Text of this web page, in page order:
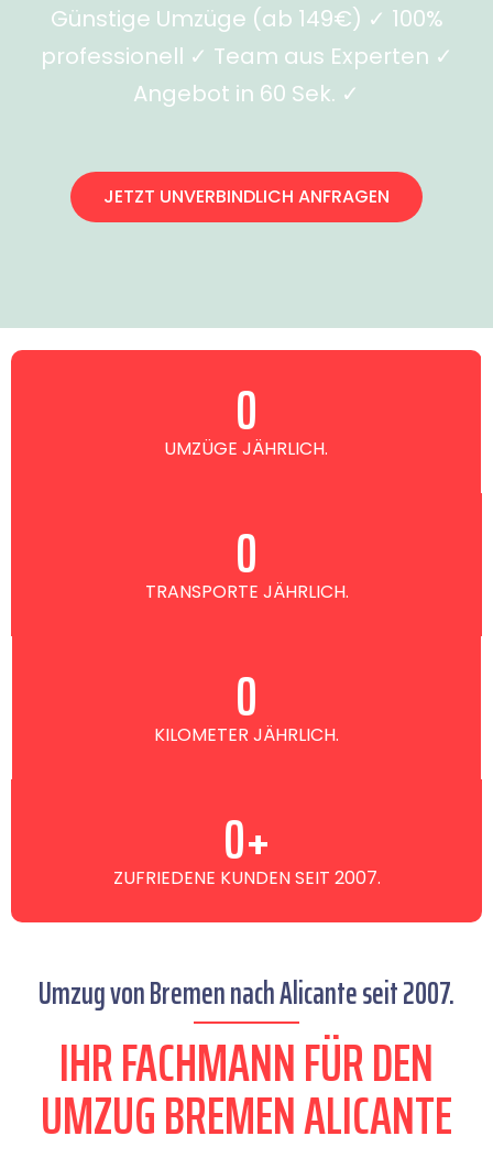
Günstige Umzüge (ab 149€) ✓ 100%
professionell ✓ Team aus Experten ✓
Angebot in 60 Sek. ✓
JETZT UNVERBINDLICH ANFRAGEN
UMZÜGE JÄHRLICH.
0
TRANSPORTE JÄHRLICH.
0
KILOMETER JÄHRLICH.
0
ZUFRIEDENE KUNDEN SEIT 2007.
0+
Umzug von Bremen nach Alicante seit 2007.
IHR FACHMANN FÜR DEN
UMZUG BREMEN ALICANTE